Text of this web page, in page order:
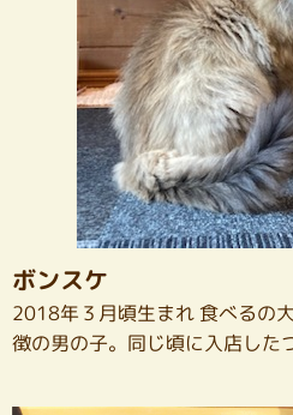
ボンスケ
2018年３月頃生まれ 食べるの
徴の男の子。同じ頃に入店し